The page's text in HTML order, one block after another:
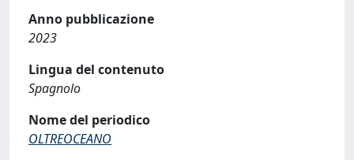
Anno pubblicazione
2023
Lingua del contenuto
Spagnolo
Nome del periodico
OLTREOCEANO